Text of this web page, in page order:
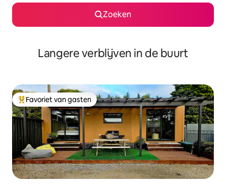
Zoeken
Langere verblijven in de buurt
Topfavoriet van gasten
Favoriet van gasten